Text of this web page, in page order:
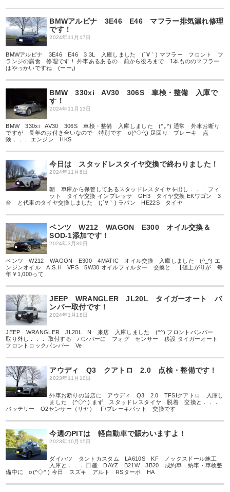
BMWアルピナ 3E46 E46 マフラー排気漏れ修理
です！
2024年11月17日
BMWアルピナ 3E46 E46 3.3L 入庫しました (´∀｀) マフラー フロント フ
ランジの腐食 修理です！ 外車あるあるの 前から後ろまで 1本もののマフラー
はやっかいですね (ーー;)
BMW 330xi AV30 306S 車検・整備 入庫で
す！
2024年11月13日
BMW 330xi AV30 306S 車検・整備 入庫しました (^｡^) 通常 外車お断り
ですが 長年のお付き合いなので 特別です σ(^◇^;) 足回り ブレーキ 点
険．．． エンジン HKS
今日は スタッドレスタイヤ交換で終わりました！
2024年11月6日
朝 車庫から保管してあるスタッドレスタイヤを出し．．． フィ
ット タイヤ交換 インプレッサ GH3 タイヤ交換 EKワゴン 3
台 と代車のタイヤ交換しました (;´∀｀) ラパン HE22S タイヤ
ベンツ W212 WAGON E300 オイル交換＆
SOD-1添加です！
2024年3月30日
ベンツ W212 WAGON E300 4MATIC オイル交換 入庫しました (^_^) エ
ンジンオイル A.S.H VFS 5W30 オイルフィルター 交換と 【値上がりが 毎
年￥1,000って
JEEP WRANGLER JL20L タイガーオート バ
ンパー取付です！
2024年1月18日
JEEP WRANGLER JL20L N 来店 入庫しました (^^) フロントバンパー
取り外し．．． 取付する バンパーに フォグ センサー 移設 タイガーオート
フロントロックバンパー Ve
アウディ Q3 クアトロ 2.0 点検・整備です！
2023年11月10日
外車お断りの当店に アウディ Q3 2.0 TFSIクアトロ 入庫し
ました (^◇^;) まず スタッドレスタイヤ 脱着 交換と．．．
バッテリー O2センサー（リヤ） F/ブレーキパット 交換です
今週のPITは 軽自動車で賑わいますよ！
2023年10月15日
ダイハツ タントカスタム LA610S KF ノックスドール施工
入庫と．．． 日産 DAYZ B21W 3B20 成約車 納車・車検整
備中に σ(^◇^;) 今日 スズキ アルト RSターボ HA